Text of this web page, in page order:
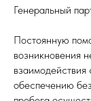
Генеральный
Постоянную
возникновения
взаимодействия
обеспечению